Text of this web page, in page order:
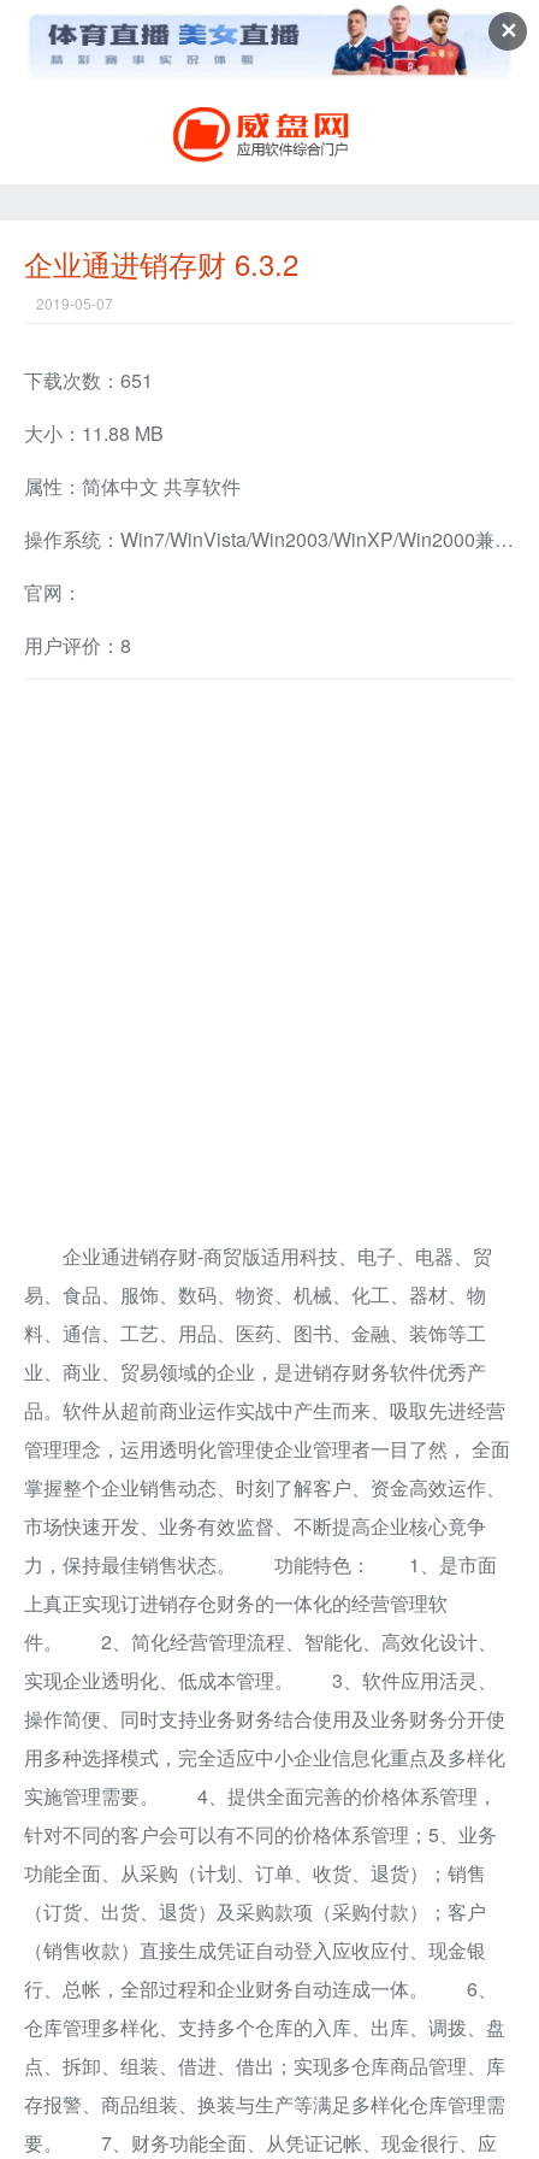
✕
企业通进销存财 6.3.2
2019-05-07
下载次数：651
大小：11.88 MB
属性：简体中文 共享软件
操作系统：Win7/WinVista/Win2003/WinXP/Win2000兼容软件
官网：
用户评价：8
企业通进销存财-商贸版适用科技、电子、电器、贸
易、食品、服饰、数码、物资、机械、化工、器材、物
料、通信、工艺、用品、医药、图书、金融、装饰等工
业、商业、贸易领域的企业，是进销存财务软件优秀产
品。软件从超前商业运作实战中产生而来、吸取先进经营
管理理念，运用透明化管理使企业管理者一目了然， 全面
掌握整个企业销售动态、时刻了解客户、资金高效运作、
市场快速开发、业务有效监督、不断提高企业核心竟争
力，保持最佳销售状态。 功能特色： 1、是市面
上真正实现订进销存仓财务的一体化的经营管理软
件。 2、简化经营管理流程、智能化、高效化设计、
实现企业透明化、低成本管理。 3、软件应用活灵、
操作简便、同时支持业务财务结合使用及业务财务分开使
用多种选择模式，完全适应中小企业信息化重点及多样化
实施管理需要。 4、提供全面完善的价格体系管理，
针对不同的客户会可以有不同的价格体系管理；5、业务
功能全面、从采购（计划、订单、收货、退货）；销售
（订货、出货、退货）及采购款项（采购付款）；客户
（销售收款）直接生成凭证自动登入应收应付、现金银
行、总帐，全部过程和企业财务自动连成一体。 6、
仓库管理多样化、支持多个仓库的入库、出库、调拨、盘
点、拆卸、组装、借进、借出；实现多仓库商品管理、库
存报警、商品组装、换装与生产等满足多样化仓库管理需
要。 7、财务功能全面、从凭证记帐、现金很行、应